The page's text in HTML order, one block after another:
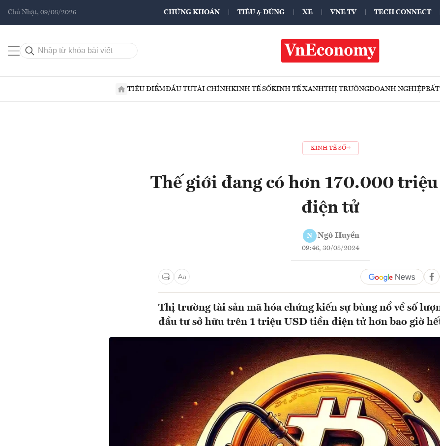
Chủ Nhật, 09/08/2026 CHỨNG KHOÁN TIÊU & DÙNG XE VNE TV TECH CONNECT
TIÊU ĐIỂMĐẦU TƯTÀI CHÍNHKINH TẾ SỐKINH TẾ XANHTHỊ TRƯỜNGDOANH NGHIỆP
KINH TẾ SỐ
Thế giới đang có hơn 170.000
điện tử
N Ngô Huyền
09:46, 30/08/2024
Thị trường tài sản mã hóa chứng kiến ​​sự bùng nổ về số
đầu tư sở hữu trên 1 triệu USD tiền điện tử hơn bao giờ